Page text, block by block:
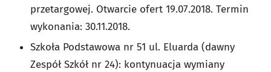
przetargowej. Otwarcie ofert 19.07.2018. Termin
wykonania: 30.11.2018.
Szkoła Podstawowa nr 51 ul. Eluarda (dawny
Zespół Szkół nr 24): kontynuacja wymiany